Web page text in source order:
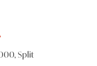
Split